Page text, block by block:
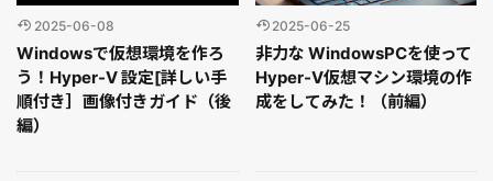
2025-06-08
Windowsで仮想環境を作ろ
う！Hyper-V 設定[詳しい手
順付き］画像付きガイド（後
編）
2025-06-25
非力な WindowsPCを使って
Hyper-V仮想マシン環境の作
成をしてみた！（前編）